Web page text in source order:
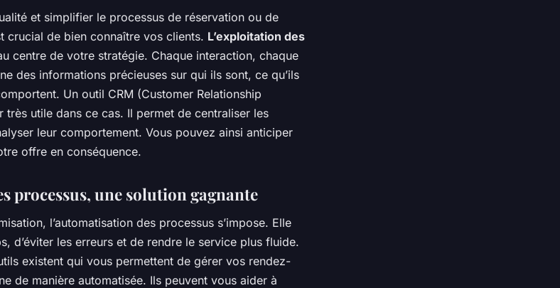
et simplifier le processus de réservation ou de
crucial de bien connaître vos clients. L’exploitation des
centre de votre stratégie. Chaque interaction, chaque
des informations précieuses sur qui ils sont, ce qu’ils
Un outil CRM (Customer Relationship
très utile dans ce cas. Il permet de centraliser les
leur comportement. Vous pouvez ainsi anticiper
offre en conséquence.
processus, une solution gagnante
l’automatisation des processus s’impose. Elle
d’éviter les erreurs et de rendre le service plus fluide.
existent qui vous permettent de gérer vos rendez-
de manière automatisée. Ils peuvent vous aider à